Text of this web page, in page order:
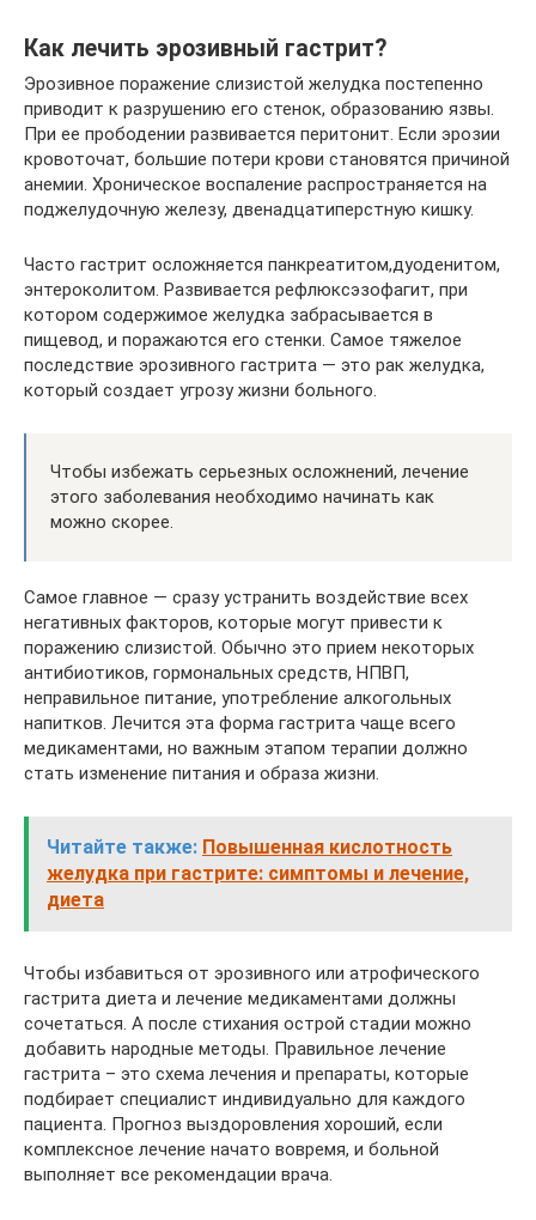
Как лечить эрозивный гастрит?
Эрозивное поражение слизистой желудка постепенно
приводит к разрушению его стенок, образованию язвы.
При ее прободении развивается перитонит. Если эрозии
кровоточат, большие потери крови становятся причиной
анемии. Хроническое воспаление распространяется на
поджелудочную железу, двенадцатиперстную кишку.
Часто гастрит осложняется панкреатитом,дуоденитом,
энтероколитом. Развивается рефлюксэзофагит, при
котором содержимое желудка забрасывается в
пищевод, и поражаются его стенки. Самое тяжелое
последствие эрозивного гастрита — это рак желудка,
который создает угрозу жизни больного.
Чтобы избежать серьезных осложнений, лечение
этого заболевания необходимо начинать как
можно скорее.
Самое главное — сразу устранить воздействие всех
негативных факторов, которые могут привести к
поражению слизистой. Обычно это прием некоторых
антибиотиков, гормональных средств, НПВП,
неправильное питание, употребление алкогольных
напитков. Лечится эта форма гастрита чаще всего
медикаментами, но важным этапом терапии должно
стать изменение питания и образа жизни.
Читайте также: Повышенная кислотность
желудка при гастрите: симптомы и лечение,
диета
Чтобы избавиться от эрозивного или атрофического
гастрита диета и лечение медикаментами должны
сочетаться. А после стихания острой стадии можно
добавить народные методы. Правильное лечение
гастрита – это схема лечения и препараты, которые
подбирает специалист индивидуально для каждого
пациента. Прогноз выздоровления хороший, если
комплексное лечение начато вовремя, и больной
выполняет все рекомендации врача.